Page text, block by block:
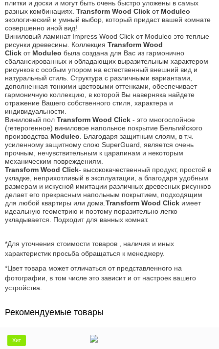
плитки и доски и могут быть очень быстро уложены в самых
разных комбинациях. Transform Wood Click от Moduleo –
экологический и умный выбор, который придаст вашей комнате
совершенно иной вид!
Виниловый ламинат Impress Wood Click от Moduleo это теплые
рисунки древесины. Коллекция Transform Wood
Click от Moduleo была создана для Вас из гармонично
сбалансированных и обладающих выразительным характером
рисунков с особым упором на естественный внешний вид и
натуральный стиль. Структура с различными вариантами,
дополненная тонкими цветовыми оттенками, обеспечивает
гармоничную коллекцию, в которой Вы наверняка найдете
отражение Вашего собственного стиля, характера и
индивидуальности.
Виниловый пол Transform Wood Click - это многослойное
(гетерогенное) виниловое напольное покрытие Бельгийского
производства Moduleo . Благодаря защитным слоям, в т.ч.
усиленному защитному слою SuperGuard, является очень
прочным, нечувствительным к царапинам и некоторым
механическим повреждениям.
Transform Wood Click- высококачественный продукт, простой в
укладке, неприхотливый в эксплуатации, а благодаря удобным
размерам и искусной имитации различных древесных рисунков
делает его прекрасным напольным покрытием, подходящим
для любой квартиры или дома. Transform Wood Click имеет
идеальную геометрию и поэтому поразительно легко
укладывается. Подходит для ванных комнат.
*Для уточнения стоимости товаров , наличия и иных
характеристик просьба обращаться к менеджеру.
*Цвет товара может отличаться от представленного на
фотографии, в том числе это зависит и от настроек вашего
устройства.
Рекомендуемые товары
Хит